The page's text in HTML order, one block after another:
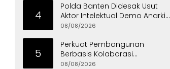
4
Polda Banten Didesak Usut
Aktor Intelektual Demo Anarkis
di PT PEMI
08/08/2026
5
Perkuat Pembangunan
Berbasis Kolaborasi
Masyarakat, Walikota
08/08/2026